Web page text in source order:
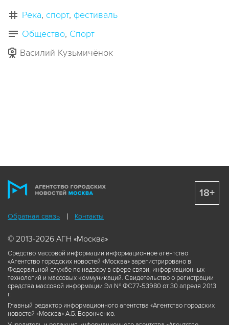
Река спорт фестиваль
Общество Спорт
Василий Кузьмичёнок
Обратная связь Контакты
© 2013-2026 АГН «Москва»
Средство массовой информации информационное агентство
«Агентство городских новостей «Москва» зарегистрировано в
Федеральной службе по надзору в сфере связи, информационных
технологий и массовых коммуникаций. Свидетельство о регистрации
средства массовой информации Эл № ФС77-53980 от 30 апреля 2013
г.
Главный редактор информационного агентства «Агентство городских
новостей «Москва» А.Б. Воронченко.
18+